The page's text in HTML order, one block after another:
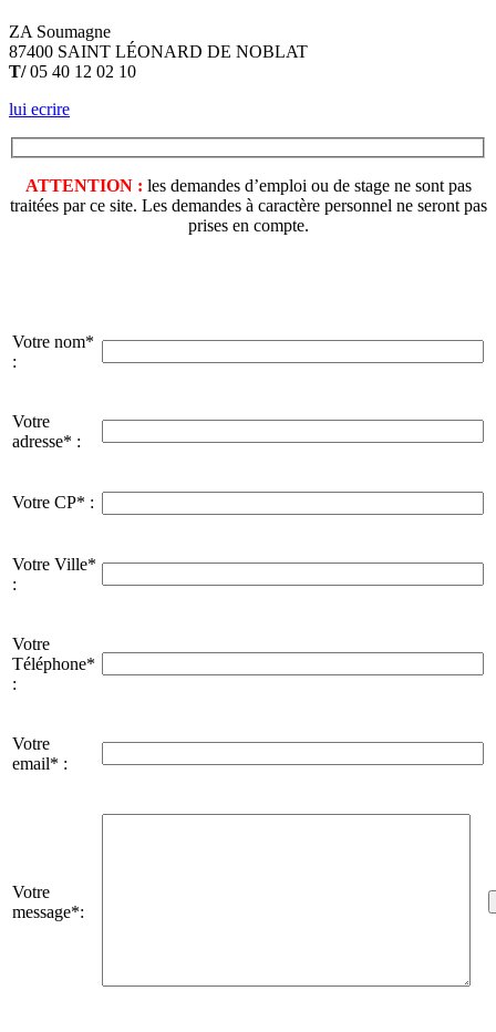
ZA Soumagne
87400 SAINT LÉONARD DE NOBLAT
T/05 40 12 02 10
lui ecrire
ATTENTION : les demandes d’emploi ou de stage ne sont pas
traitées par ce site. Les demandes à caractère personnel ne seront pas
prises en compte.
Votre nom*
:
Votre
adresse* :
Votre CP* :
Votre Ville*
:
Votre
Téléphone*
:
Votre
email* :
Votre
message*: